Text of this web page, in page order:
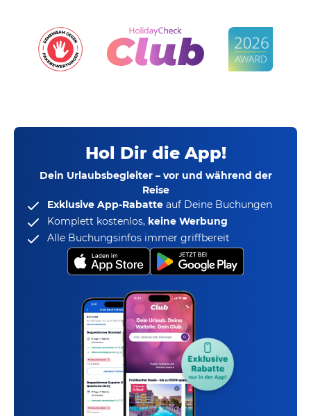
Hol Dir die App!
Dein Urlaubsbegleiter – vor und während der
Reise
Exklusive App-Rabatte auf Deine Buchungen
Komplett kostenlos, keine Werbung
Alle Buchungsinfos immer griffbereit